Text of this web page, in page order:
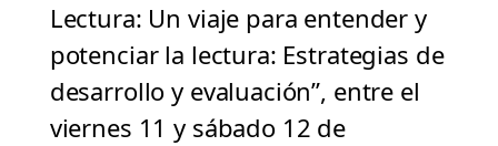
Lectura: Un viaje para entender y
potenciar la lectura: Estrategias de
desarrollo y evaluación”, entre el
viernes 11 y sábado 12 de